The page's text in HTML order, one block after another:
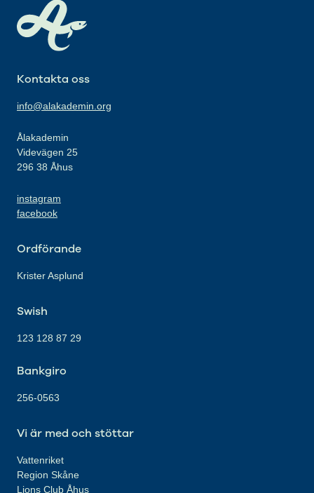
Kontakta oss
info@alakademin.org
Ålakademin
Videvägen 25
296 38 Åhus
instagram
facebook
Ordförande
Krister Asplund
Swish
123 128 87 29
Bankgiro
256-0563
Vi är med och stöttar
Vattenriket
Region Skåne
Lions Club Åhus